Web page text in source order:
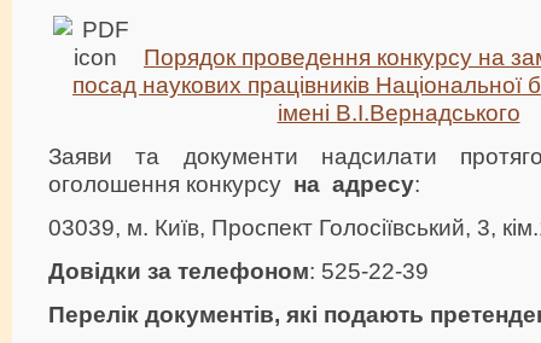
Порядок проведення конкурсу на
посад наукових працівників Національної
імені В.І.Вернадського
Заяви та документи надсилати
оголошення конкурсу на адресу:
03039, м. Київ, Проспект Голосіївський, 3,
Довідки за телефоном: 525-22-39
Перелік документів, які подають